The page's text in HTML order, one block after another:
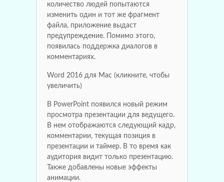
количество людей попытаются
изменить один и тот же фрагмент
файла, приложение выдаст
предупреждение. Помимо этого,
появилась поддержка диалогов в
комментариях.
Word 2016 для Mac (кликните, чтобы
увеличить)
В PowerPoint появился новый режим
просмотра презентации для ведущего.
В нем отображаются следующий кадр,
комментарии, текущая позиция в
презентации и таймер. В то время как
аудитория видит только презентацию.
Также добавлены новые эффекты
анимации.